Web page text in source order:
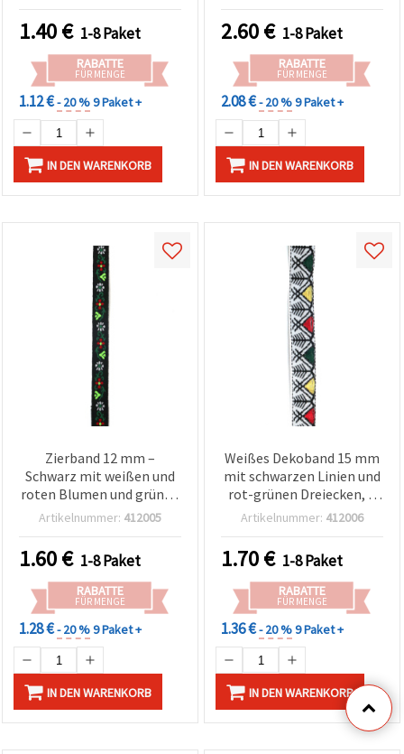
1.40€ 1-8 Paket
RABATTE
FÜR MENGE
1.12 €- 20 %9 Paket +
IN DEN WARENKORB
2.60€ 1-8 Paket
RABATTE
FÜR MENGE
2.08 €- 20 %9 Paket +
IN DEN WARENKORB
Zierband 12 mm –
Schwarz mit weißen und
roten Blumen und grünen
Blättern, 5 m
Artikelnummer: 412005
1.60€ 1-8 Paket
RABATTE
FÜR MENGE
1.28 €- 20 %9 Paket +
IN DEN WARENKORB
Weißes Dekoband 15 mm
mit schwarzen Linien und
rot-grünen Dreiecken, 5
m
Artikelnummer: 412006
1.70€ 1-8 Paket
RABATTE
FÜR MENGE
1.36 €- 20 %9 Paket +
IN DEN WARENKORB